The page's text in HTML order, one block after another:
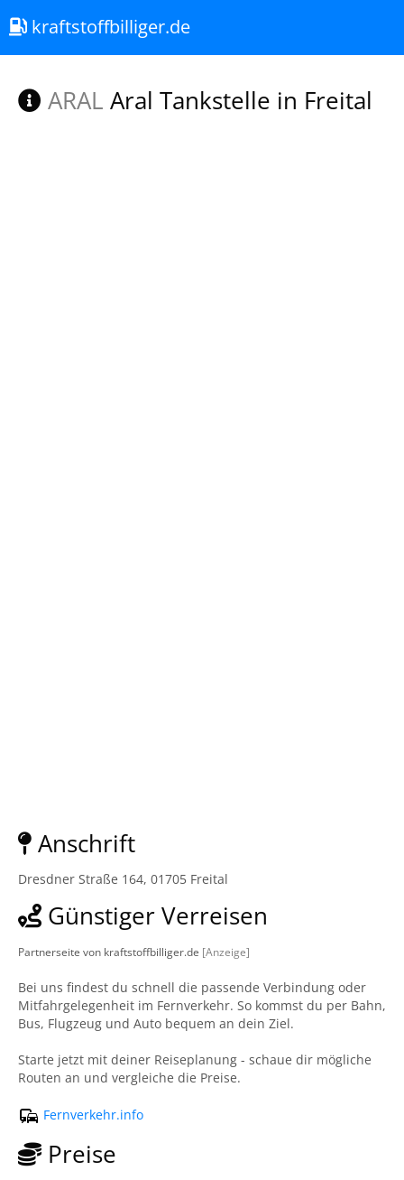
kraftstoffbilliger.de
ARAL Aral Tankstelle in Freital
Anschrift
Dresdner Straße 164, 01705 Freital
Günstiger Verreisen
Partnerseite von kraftstoffbilliger.de [Anzeige]
Bei uns findest du schnell die passende Verbindung oder
Mitfahrgelegenheit im Fernverkehr. So kommst du per Bahn,
Bus, Flugzeug und Auto bequem an dein Ziel.
Starte jetzt mit deiner Reiseplanung - schaue dir mögliche
Routen an und vergleiche die Preise.
Fernverkehr.info
Preise